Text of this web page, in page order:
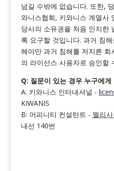
넘길 수밖에 없습니다. 또한,
와니스협회, 키와니스 계열사
당사의 소유권을 처음 인지한
록 요구할 것입니다. 과거 침
해야만 과거 침해를 저지른
의 라이선스 사용자로 승인할
Q: 질문이 있는 경우 누구에게
A: 키와니스 인터내셔널 -
KIWANIS
B: 어피니티 컨설턴트 - 멜리
내선 140번